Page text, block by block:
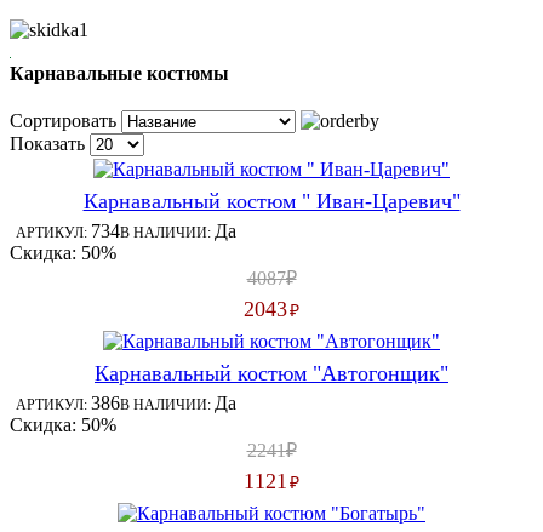
Карнавальные костюмы
Сортировать
Показать
Карнавальный костюм " Иван-Царевич"
АРТИКУЛ: 734В НАЛИЧИИ: Да
Скидка: 50%
4087₽
2043₽
Карнавальный костюм "Автогонщик"
АРТИКУЛ: 386В НАЛИЧИИ: Да
Скидка: 50%
2241₽
1121 ₽